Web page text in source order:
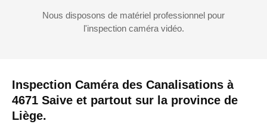
Inspection Caméra des Canalisations à
4671 Saive et partout sur la province de
Liège.
Nous disposons de matériel professionnel pour
l'inspection caméra vidéo.